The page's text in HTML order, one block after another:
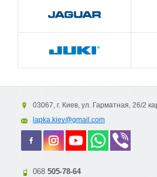
03067, г. Киев, ул. Гарматная, 26/2
lapka.kiev@gmail.com
068 505-78-64